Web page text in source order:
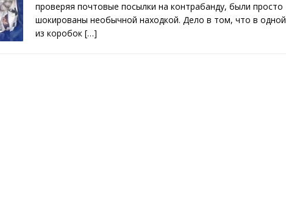
проверяя почтовые посылки на контрабанду, были просто
шокированы необычной находкой. Дело в том, что в одной
из коробок […]